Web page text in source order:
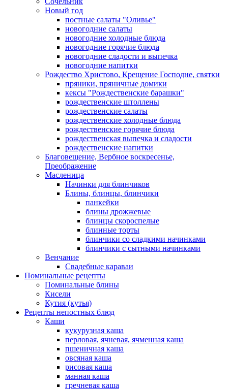
Новый год
постные салаты "Оливье"
новогодние салаты
новогодние холодные блюда
новогодние горячие блюда
новогодние сладости и выпечка
новогодние напитки
Рождество Христово, Крещение Господне, святки
пряники, пряничные домики
кексы "Рождественские барашки"
рождественские штоллены
рождественские салаты
рождественские холодные блюда
рождественские горячие блюда
рождественская выпечка и сладости
рождественские напитки
Благовещение, Вербное воскресенье,
Преображение
Масленица
Начинки для блинчиков
Блины, блинцы, блинчики
панкейки
блины дрожжевые
блинцы скороспелые
блинные торты
блинчики со сладкими начинками
блинчики с сытными начинками
Венчание
Свадебные караваи
Поминальные рецепты
Поминальные блины
Кисели
Кутия (кутья)
Рецепты непостных блюд
Каши
кукурузная каша
перловая, ячневая, ячменная каша
пшеничная каша
овсяная каша
рисовая каша
манная каша
гречневая каша